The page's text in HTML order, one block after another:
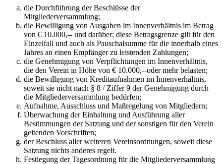
die Durchführung der Beschlüsse der
Mitgliederversammlung;
die Bewilligung von Ausgaben im Innenverhältnis im Betrag
von € 10.000,-- und darüber; diese Betragsgrenze gilt für den
Einzelfall und auch als Pauschalsumme für die innerhalb eines
Jahres an einen Empfänger zu leistenden Zahlungen;
die Genehmigung von Verpflichtungen im Innenverhältnis,
die den Verein in Höhe von € 10.000,--oder mehr belasten;
die Bewilligung von Kreditaufnahmen im Innenverhältnis,
soweit sie nicht nach § 8 / Ziffer 9 der Genehmigung durch
die Mitgliederversammlung bedürfen;
Aufnahme, Ausschluss und Maßregelung von Mitgliedern;
Überwachung der Einhaltung und Ausführung aller
Bestimmungen der Satzung und der sonstigen für den Verein
geltenden Vorschriften;
der Beschluss aller weiteren Vereinsordnungen, soweit diese
Satzung nichts anderes regelt.
Festlegung der Tagesordnung für die Mitgliederversammlung